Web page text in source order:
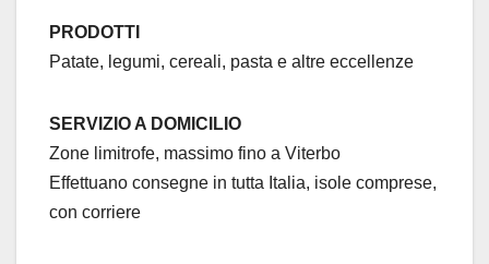
PRODOTTI
Patate, legumi, cereali, pasta e altre eccellenze
SERVIZIO A DOMICILIO
Zone limitrofe, massimo fino a Viterbo
Effettuano consegne in tutta Italia, isole comprese,
con corriere